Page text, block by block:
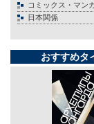
コミックス・マン
日本関係
おすすめタ